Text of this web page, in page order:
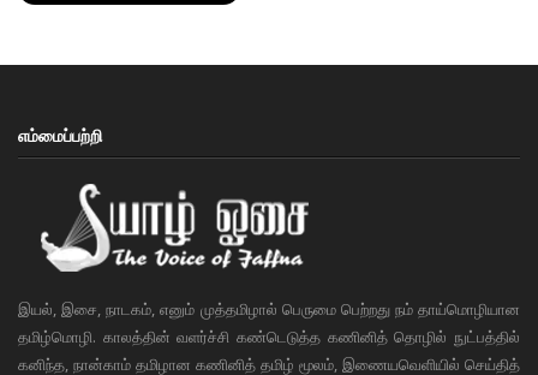
எம்மைப்பற்றி
இயல், இசை, நாடகம், எனும் முத்தமிழால் பெருமை பெற்றது நம் தாய்மொழியான
தமிழ்மொழி. காலத்தின் வளர்ச்சி கண்டெடுத்த கணினித் தொழில் நுட்பத்தில்
கனிந்த, நான்காம் தமிழான கணினித் தமிழ் மூலம், இணையவெளியில் செய்தித்